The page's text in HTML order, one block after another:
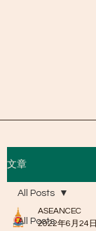
文章
All Posts
All Posts
ASEANCEC
2022年6月24日